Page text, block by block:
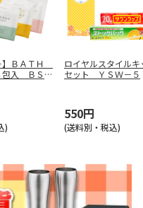
】ＢＡＴＨ
入 ＢＳ－
)
ロイヤルスタイルキ
セット ＹＳＷ－５
550円
(送料別・税込)